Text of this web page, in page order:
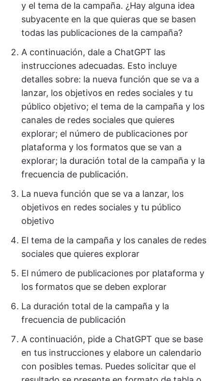
y el tema de la campaña. ¿Hay alguna idea
subyacente en la que quieras que se basen
todas las publicaciones de la campaña?
A continuación, dale a ChatGPT las
instrucciones adecuadas. Esto incluye
detalles sobre: la nueva función que se va a
lanzar, los objetivos en redes sociales y tu
público objetivo; el tema de la campaña y los
canales de redes sociales que quieres
explorar; el número de publicaciones por
plataforma y los formatos que se van a
explorar; la duración total de la campaña y la
frecuencia de publicación.
La nueva función que se va a lanzar, los
objetivos en redes sociales y tu público
objetivo
El tema de la campaña y los canales de redes
sociales que quieres explorar
El número de publicaciones por plataforma y
los formatos que se deben explorar
La duración total de la campaña y la
frecuencia de publicación
A continuación, pide a ChatGPT que se base
en tus instrucciones y elabore un calendario
con posibles temas. Puedes solicitar que el